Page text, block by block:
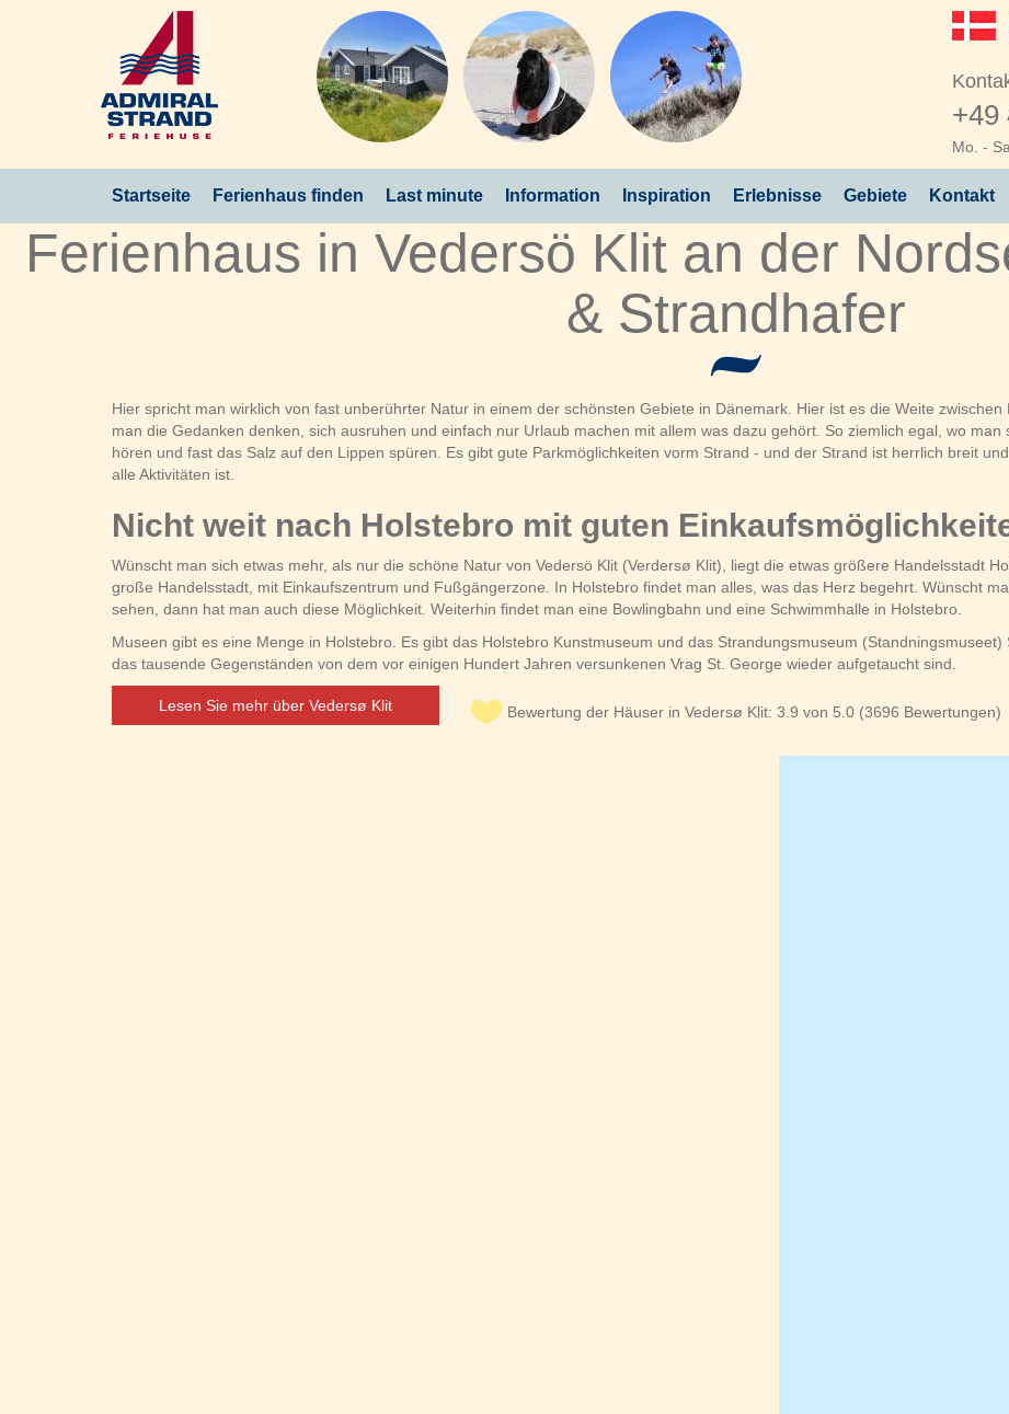
+49
Mo. -
Startseite Ferienhaus finden Last minute Information Inspiration Erlebnisse Gebiete Kontakt
Ferienhaus in Vedersö Klit an der
& Strandhafer
Hier spricht man wirklich von fast unberührter Natur in einem der schönsten Gebiete in Dänemark. Hier ist es die Weite
man die Gedanken denken, sich ausruhen und einfach nur Urlaub machen mit allem was dazu gehört. So ziemlich egal, wo
hören und fast das Salz auf den Lippen spüren. Es gibt gute Parkmöglichkeiten vorm Strand - und der Strand ist herrlich breit
alle Aktivitäten ist.
Nicht weit nach Holstebro mit guten
Wünscht man sich etwas mehr, als nur die schöne Natur von Vedersö Klit (Verdersø Klit), liegt die etwas größere Handelsstadt
große Handelsstadt, mit Einkaufszentrum und Fußgängerzone. In Holstebro findet man alles, was das Herz begehrt. Wünscht
sehen, dann hat man auch diese Möglichkeit. Weiterhin findet man eine Bowlingbahn und eine Schwimmhalle in Holstebro.
Museen gibt es eine Menge in Holstebro. Es gibt das Holstebro Kunstmuseum und das Strandungsmuseum
das tausende Gegenständen von dem vor einigen Hundert Jahren versunkenen Vrag St. George wieder aufgetaucht sind.
Lesen Sie mehr über Vedersø Klit Bewertung der Häuser in Vedersø Klit: 3.9 von 5.0 (3696 Bewertungen)